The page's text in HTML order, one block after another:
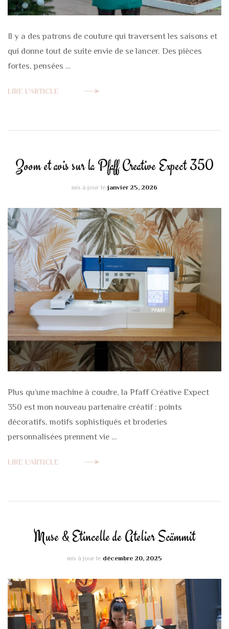
Il y a des patrons de couture qui traversent les saisons et
qui donne tout de suite envie de se lancer. Des pièces
fortes, pensées …
LIRE L'ARTICLE
Zoom et avis sur la Pfaff Creative Expect 350
mis à jour le janvier 25, 2026
Plus qu’une machine à coudre, la Pfaff Créative Expect
350 est mon nouveau partenaire créatif : points
décoratifs, motifs sophistiqués et broderies
personnalisées prennent vie …
LIRE L'ARTICLE
Muse & Etincelle de Atelier Scämmit
mis à jour le décembre 20, 2025